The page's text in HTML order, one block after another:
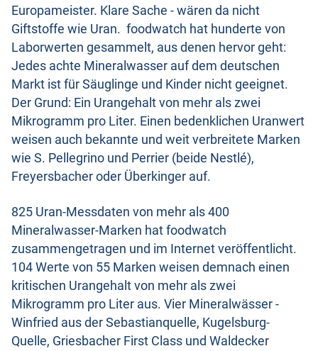
Europameister. Klare Sache - wären da nicht
Giftstoffe wie Uran. foodwatch hat hunderte von
Laborwerten gesammelt, aus denen hervor geht:
Jedes achte Mineralwasser auf dem deutschen
Markt ist für Säuglinge und Kinder nicht geeignet.
Der Grund: Ein Urangehalt von mehr als zwei
Mikrogramm pro Liter. Einen bedenklichen Uranwert
weisen auch bekannte und weit verbreitete Marken
wie S. Pellegrino und Perrier (beide Nestlé),
Freyersbacher oder Überkinger auf.
825 Uran-Messdaten von mehr als 400
Mineralwasser-Marken hat foodwatch
zusammengetragen und im Internet veröffentlicht.
104 Werte von 55 Marken weisen demnach einen
kritischen Urangehalt von mehr als zwei
Mikrogramm pro Liter aus. Vier Mineralwässer -
Winfried aus der Sebastianquelle, Kugelsburg-
Quelle, Griesbacher First Class und Waldecker